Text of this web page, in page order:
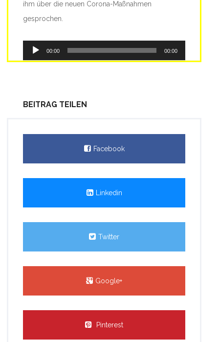
ihm über die neuen Corona-Maßnahmen
gesprochen.
Audio-
Player
00:00 00:00
BEITRAG TEILEN
Facebook
Linkedin
Twitter
Google+
Pinterest